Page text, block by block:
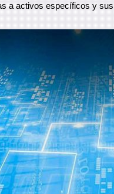
a activos específicos y